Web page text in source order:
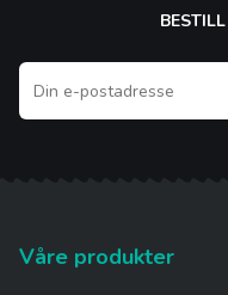
Våre produkter